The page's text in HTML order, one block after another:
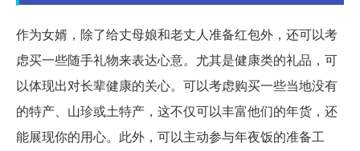
作为女婿，除了给丈母娘和老丈人准备红包外，还可以考
虑买一些随手礼物来表达心意。尤其是健康类的礼品，可
以体现出对长辈健康的关心。可以考虑购买一些当地没有
的特产、山珍或土特产，这不仅可以丰富他们的年货，还
能展现你的用心。此外，可以主动参与年夜饭的准备工